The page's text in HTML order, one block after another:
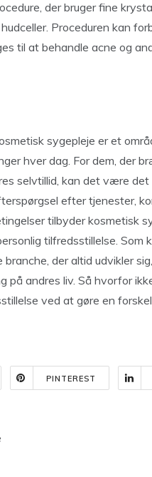
der bruger fine
Proceduren kan
til at behandle acne og
sygepleje er et
hver dag. For dem, der
selvtillid, kan det være
efter tjenester,
tilbyder kosmetisk
tilfredsstillelse. Som
der altid udvikler
andres liv. Så hvorfor
ved at gøre en
PINTEREST